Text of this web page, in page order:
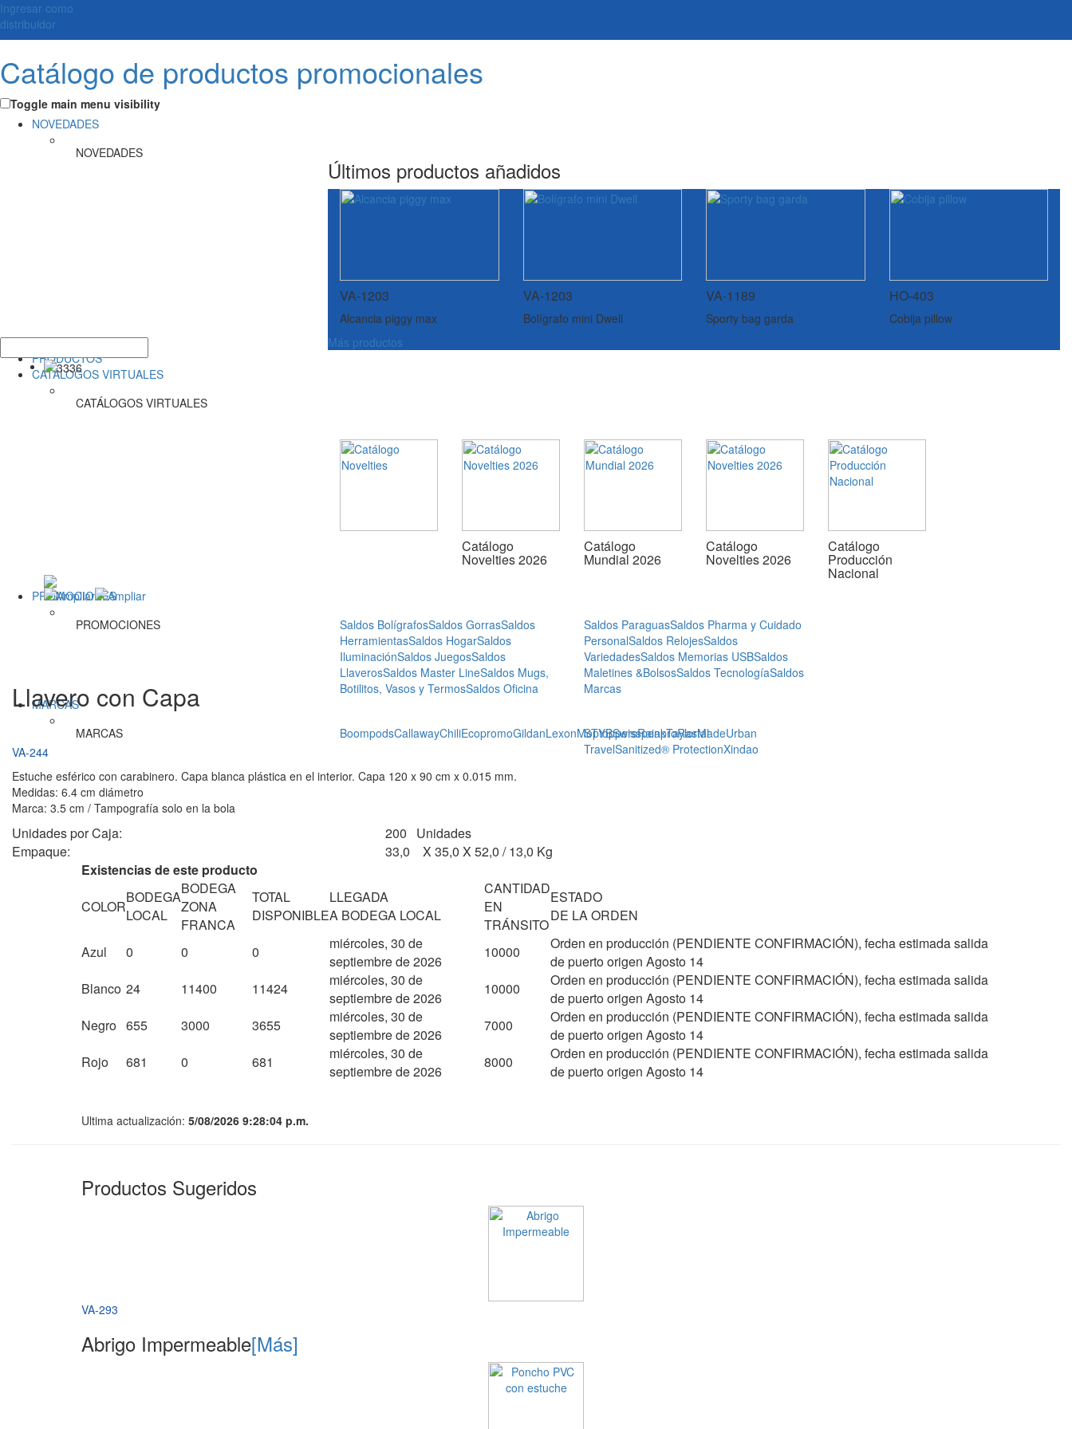
Ingresar como
distribuidor
Catálogo de productos promocionales
Toggle main menu visibility
NOVEDADES
NOVEDADES
Últimos productos añadidos
VA-1203
Alcancia piggy max
VA-1203
Bolígrafo mini Dwell
VA-1189
Sporty bag garda
HO-403
Cobija pillow
Más productos
PRODUCTOS
CATÁLOGOS VIRTUALES
CATÁLOGOS VIRTUALES
Catálogo
Novelties 2026
Catálogo
Mundial 2026
Catálogo
Novelties 2026
Catálogo
Producción
Nacional
PROMOCIONES
PROMOCIONES
Saldos BolígrafosSaldos GorrasSaldos
HerramientasSaldos HogarSaldos
IluminaciónSaldos JuegosSaldos
LlaverosSaldos Master LineSaldos Mugs,
Botilitos, Vasos y TermosSaldos Oficina
Saldos ParaguasSaldos Pharma y Cuidado
PersonalSaldos RelojesSaldos
VariedadesSaldos Memorias USBSaldos
Maletines &BolsosSaldos TecnologíaSaldos
Marcas
MARCAS
MARCAS
BoompodsCallawayChiliEcopromoGildanLexonMoptoppersRainproRastal
STYBSwisspeakTaylorMadeUrban
TravelSanitized® ProtectionXindao
Llavero con Capa
VA-244
Estuche esférico con carabinero. Capa blanca plástica en el interior. Capa 120 x 90 cm x 0.015 mm.
Medidas: 6.4 cm diámetro
Marca: 3.5 cm / Tampografía solo en la bola
Unidades por Caja:
200 Unidades
Empaque:
33,0 X 35,0 X 52,0 / 13,0 Kg
Existencias de este producto
COLOR
BODEGA
LOCAL
BODEGA
ZONA
FRANCA
TOTAL
DISPONIBLE
LLEGADA
A BODEGA LOCAL
CANTIDAD
EN
TRÁNSITO
ESTADO
DE LA ORDEN
Azul
0 0 0
miércoles, 30 de
septiembre de 2026
10000
Orden en producción (PENDIENTE CONFIRMACIÓN), fecha estimada salida
de puerto origen Agosto 14
Blanco 24 11400 11424
miércoles, 30 de
septiembre de 2026
10000
Orden en producción (PENDIENTE CONFIRMACIÓN), fecha estimada salida
de puerto origen Agosto 14
Negro 655 3000 3655
miércoles, 30 de
septiembre de 2026
7000
Orden en producción (PENDIENTE CONFIRMACIÓN), fecha estimada salida
de puerto origen Agosto 14
Rojo
681 0 681
miércoles, 30 de
septiembre de 2026
8000
Orden en producción (PENDIENTE CONFIRMACIÓN), fecha estimada salida
de puerto origen Agosto 14
Ultima actualización: 5/08/2026 9:28:04 p.m.
Productos Sugeridos
VA-293
Abrigo Impermeable[Más]